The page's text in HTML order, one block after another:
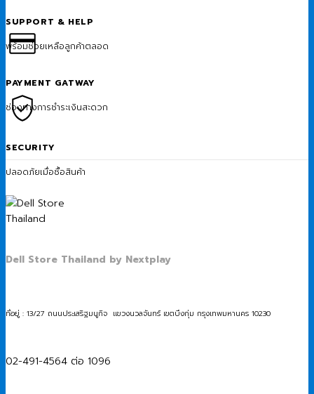
SUPPORT & HELP
พร้อมช่วยเหลือลูกค้าตลอด
PAYMENT GATWAY
ช่องทางการชำระเงินสะดวก
SECURITY
ปลอดภัยเมื่อซื้อสินค้า
Dell Store Thailand by Nextplay
ที่อยู่ : 13/27 ถนนประเสริฐมนูกิจ แขวงนวลจันทร์ เขตบึงกุ่ม กรุงเทพมหานคร 10230
02-491-4564 ต่อ 1096